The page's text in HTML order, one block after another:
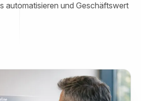
automatisieren und Geschäftswert